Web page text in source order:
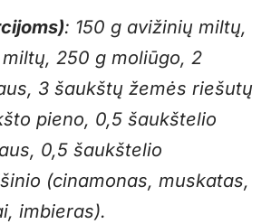
: 150 g avižinių miltų,
250 g moliūgo, 2
3 šaukštų žemės riešutų
pieno, 0,5 šaukštelio
0,5 šaukštelio
(cinamonas, muskatas,
imbieras).